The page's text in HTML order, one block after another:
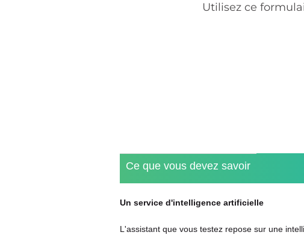
Ce que vous devez savoir
Un service d'intelligence artificielle
L'assistant que vous testez repose sur une